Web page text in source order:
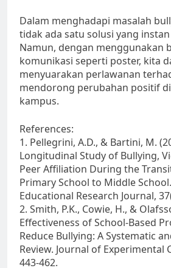
Dalam menghadapi masalah
tidak ada satu solusi yang
Namun, dengan menggunakan
komunikasi seperti poster, kita
menyuarakan perlawanan
mendorong perubahan positif
kampus.
References:
1. Pellegrini, A.D., & Bartini, M.
Longitudinal Study of Bullying,
Peer Affiliation During the
Primary School to Middle
Educational Research Journal,
2. Smith, P.K., Cowie, H., &
Effectiveness of School-Based
Reduce Bullying: A Systematic
Review. Journal of Experimental
443-462.